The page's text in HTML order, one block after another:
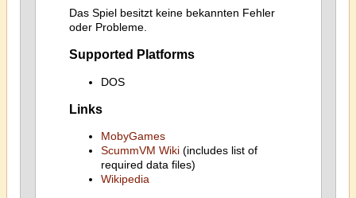
Das Spiel besitzt keine bekannten Fehler
oder Probleme.
Supported Platforms
DOS
Links
MobyGames
ScummVM Wiki(includes list of
required data files)
Wikipedia